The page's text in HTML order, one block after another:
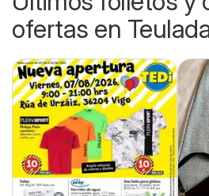
ofertas en